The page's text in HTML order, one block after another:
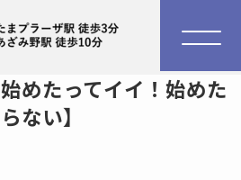
始めたってイイ！始めた
ない】